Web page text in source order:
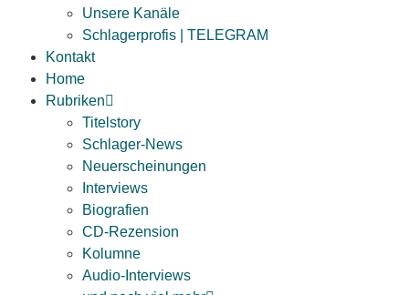
Unsere Kanäle
Schlagerprofis | TELEGRAM
Kontakt
Home
Rubriken
Titelstory
Schlager-News
Neuerscheinungen
Interviews
Biografien
CD-Rezension
Kolumne
Audio-Interviews